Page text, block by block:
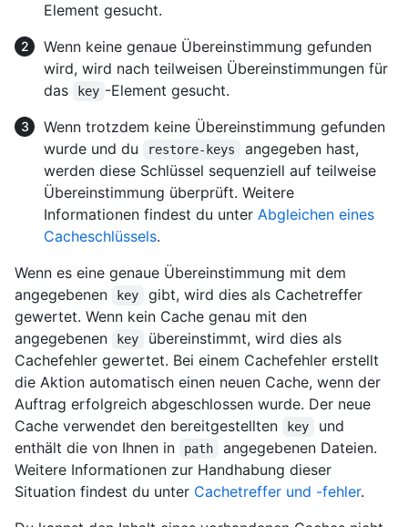
Element gesucht.
Wenn keine genaue Übereinstimmung gefunden
wird, wird nach teilweisen Übereinstimmungen für
das
key -Element gesucht.
Wenn trotzdem keine Übereinstimmung gefunden
wurde und du
restore-keys
angegeben hast,
werden diese Schlüssel sequenziell auf teilweise
Übereinstimmung überprüft. Weitere
Informationen findest du unter Abgleichen eines
Cacheschlüssels.
Wenn es eine genaue Übereinstimmung mit dem
angegebenen
key
gibt, wird dies als Cachetreffer
gewertet. Wenn kein Cache genau mit den
angegebenen
key
übereinstimmt, wird dies als
Cachefehler gewertet. Bei einem Cachefehler erstellt
die Aktion automatisch einen neuen Cache, wenn der
Auftrag erfolgreich abgeschlossen wurde. Der neue
Cache verwendet den bereitgestellten
key
und
enthält die von Ihnen in
path
angegebenen Dateien.
Weitere Informationen zur Handhabung dieser
Situation findest du unter Cachetreffer und -fehler.